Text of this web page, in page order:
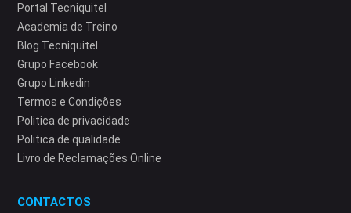
Portal Tecniquitel
Academia de Treino
Blog Tecniquitel
Grupo Facebook
Grupo Linkedin
Termos e Condições
Politica de privacidade
Politica de qualidade
Livro de Reclamações Online
CONTACTOS